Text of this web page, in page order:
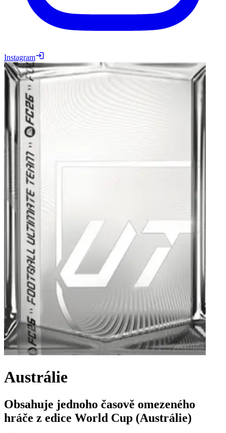
Instagram
Austrálie
Obsahuje jednoho časově omezeného
hráče z edice World Cup (Austrálie)